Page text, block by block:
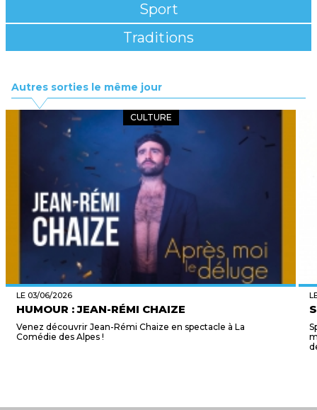
Sport
Traditions
Autres sorties le même jour
CULTURE
LE 03/06/2026
HUMOUR : JEAN-RÉMI CHAIZE
Venez découvrir Jean-Rémi Chaize en spectacle à La
Comédie des Alpes !